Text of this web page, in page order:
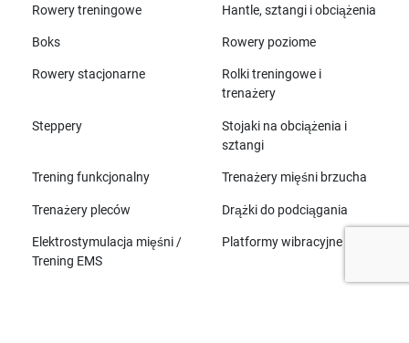
Rowery treningowe Hantle, sztangi i obciążenia
Boks Rowery poziome
Rowery stacjonarne
Rolki treningowe i
trenażery
Steppery
Stojaki na obciążenia i
sztangi
Trening funkcjonalny Trenażery mięśni brzucha
Trenażery pleców Drążki do podciągania
Elektrostymulacja mięśni /
Trening EMS
Platformy wibracyjne